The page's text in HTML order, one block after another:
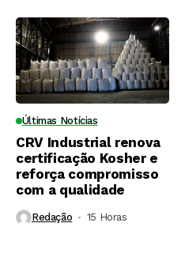
Últimas Notícias
CRV Industrial renova
certificação Kosher e
reforça compromisso
com a qualidade
Redação 15 Horas ⁮